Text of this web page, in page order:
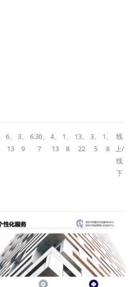
6、
13
3、
9
6.30、
7
4、
13
1、
8
13、
22
3、
5
1、
8
线
上/
线
下